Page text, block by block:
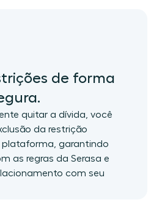
de forma
quitar a dívida, você
da restrição
garantindo
as regras da Serasa e
com seu